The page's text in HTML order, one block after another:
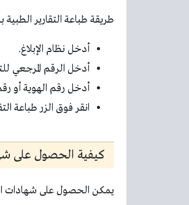
طريقة طباعة التقارير
أدخل نظام الإبلاغ.
أدخل الرقم المرجعي
أدخل رقم الهوية أو
انقر فوق الزر طباعة
كيفية الحصول على
يمكن الحصول على شهادات